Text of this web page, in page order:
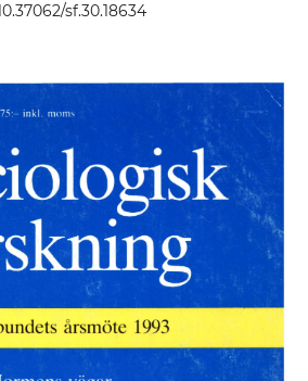
sf.30.18634